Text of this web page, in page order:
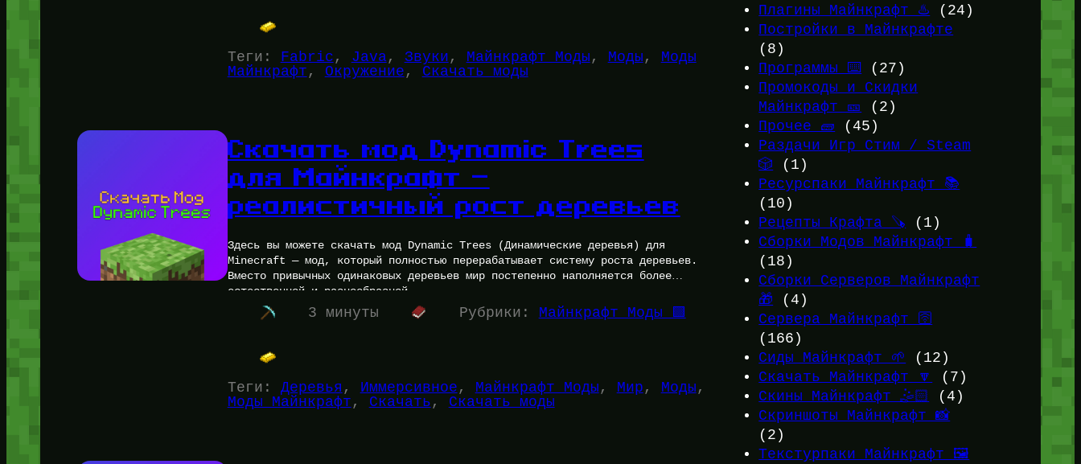
Теги: Fabric , Java, Звуки , Майнкрафт Моды , Моды , Моды
Майнкрафт , Окружение , Скачать моды
Скачать мод Dynamic Trees
для Майнкрафт —
реалистичный рост деревьев
Здесь вы можете скачать мод Dynamic Trees (Динамические деревья) для
Minecraft — мод, который полностью перерабатывает систему роста деревьев.
Вместо привычных одинаковых деревьев мир постепенно наполняется более
естественной и разнообразной…
3 минуты Рубрики: Майнкрафт Моды 🟩
Теги: Деревья , Иммерсивное , Майнкрафт Моды , Мир , Моды
Моды Майнкрафт , Скачать , Скачать моды
Плагины Майнкрафт ♨️ (24)
Постройки в Майнкрафте
(8)
Программы ⌨️
(27)
Промокоды и Скидки
Майнкрафт 🎫
(2)
Прочее 🧱 (45)
Раздачи Игр Стим / Steam
🎲 (1)
Ресурспаки Майнкрафт 📚
(10)
Рецепты Крафта 🪚 (1)
Сборки Модов Майнкрафт 🧳
(18)
Сборки Серверов Майнкрафт
🎁 (4)
Сервера Майнкрафт 🛜
(166)
Сиды Майнкрафт 🌱
(12)
Скачать Майнкрафт 🔽
(7)
Скины Майнкрафт 🤹🏻
(4)
Скриншоты Майнкрафт 📸
(2)
Текстурпаки Майнкрафт 🖼️